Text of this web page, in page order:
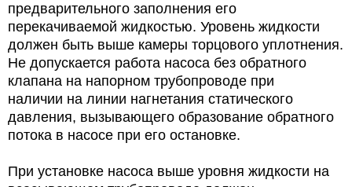
предварительного заполнения его
перекачиваемой жидкостью. Уровень жидкости
должен быть выше камеры торцового уплотнения.
Не допускается работа насоса без обратного
клапана на напорном трубопроводе при
наличии на линии нагнетания статического
давления, вызывающего образование обратного
потока в насосе при его остановке.
При установке насоса выше уровня жидкости на